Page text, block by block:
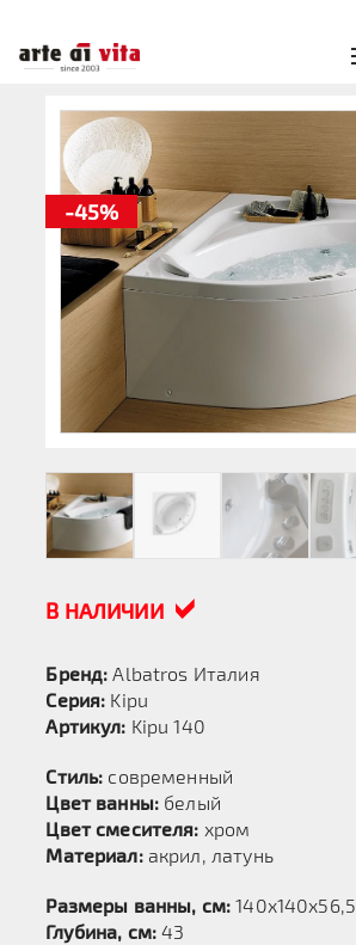
-45%
В НАЛИЧИИ
Бренд: Albatros Италия
Серия: Kipu
Артикул: Kipu 140
Стиль: современный
Цвет ванны: белый
Цвет смесителя: хром
Материал:акрил, латунь
Размеры ванны, см: 140х140х56,5
Глубина, см: 43